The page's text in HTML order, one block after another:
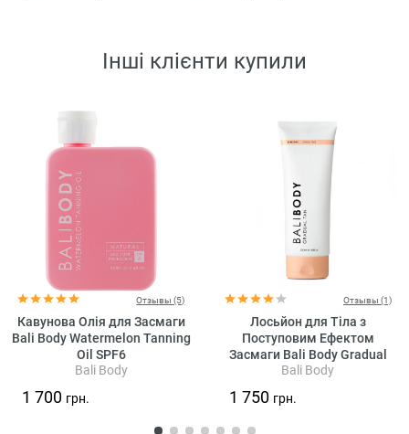
Інші клієнти купили
Отзывы (5)
Кавунова Олія для Засмаги
Bali Body Watermelon Tanning
Oil SPF6
Bali Body
1 700 грн.
Отзывы (1)
Лосьйон для Тіла з
Поступовим Ефектом
Засмаги Bali Body Gradual
Tan
Bali Body
1 750 грн.